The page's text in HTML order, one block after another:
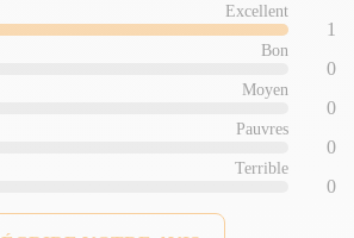
Excellent
1
Bon
0
Moyen
0
Pauvres
0
Terrible
0